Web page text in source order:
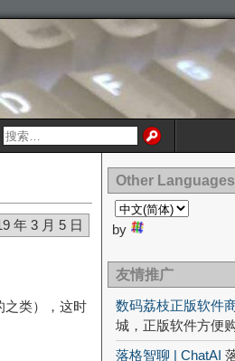
年 3 月 5 日
之类），这时
Other Languages
by
友情推广
数码荔枝正版软件
城，正版软件方便
落格智聊 | ChatAI